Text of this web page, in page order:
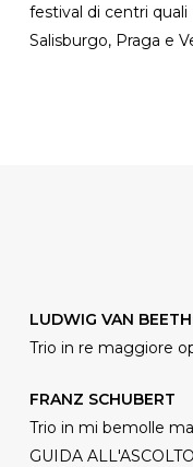
festival di centri quali
Salisburgo, Praga e
LUDWIG VAN
Trio in re maggiore
FRANZ SCHUBERT
Trio in mi bemolle
GUIDA